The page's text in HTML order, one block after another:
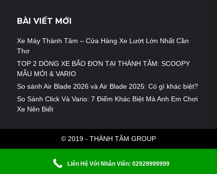
BÀI VIẾT MỚI
Xe Máy Thành Tâm – Cửa Hàng Xe Lướt Lớn Nhất Cần
Thơ
TOP 2 DÒNG XE BÃO ĐƠN TẠI THÀNH TÂM: SCOOPY
MẪU MỚI & VARIO
So sánh Air Blade 2026 và Air Blade 2025: Có gì khác biệt?
So Sánh Click Và Vario: 7 Điểm Khác Biệt Mà Anh Em Chơi
Xe Nên Biết
© 2019 - THÀNH TÂM GROUP
Liên Hệ Với Nhân Viên: 02929999999